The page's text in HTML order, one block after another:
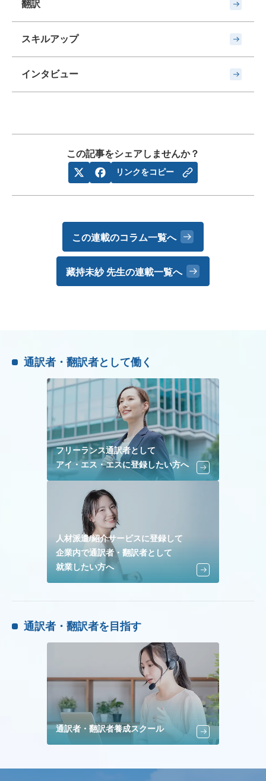
翻訳
スキルアップ
インタビュー
この記事をシェアしませんか？
リンクをコピー
この連載のコラム一覧へ
藏持未紗 先生の連載一覧へ
通訳者・翻訳者として働く
フリーランス通訳者として
アイ・エス・エスに登録したい方へ
人材派遣/紹介サービスに登録して
企業内で通訳者・翻訳者として
就業したい方へ
通訳者・翻訳者を目指す
通訳者・翻訳者養成スクール